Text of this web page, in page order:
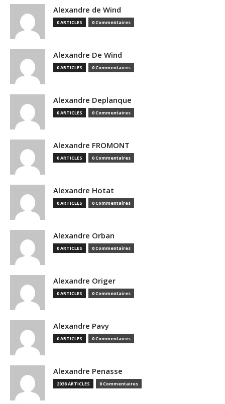
Alexandre de Wind
0 ARTICLES 0 Commentaires
Alexandre De Wind
0 ARTICLES 0 Commentaires
Alexandre Deplanque
0 ARTICLES 0 Commentaires
Alexandre FROMONT
0 ARTICLES 0 Commentaires
Alexandre Hotat
0 ARTICLES 0 Commentaires
Alexandre Orban
0 ARTICLES 0 Commentaires
Alexandre Origer
0 ARTICLES 0 Commentaires
Alexandre Pavy
0 ARTICLES 0 Commentaires
Alexandre Penasse
2038 ARTICLES 0 Commentaires